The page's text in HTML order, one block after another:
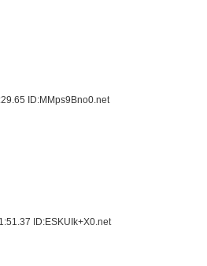
ID:MMps9Bno0.net
ID:ESKUIk+X0.net